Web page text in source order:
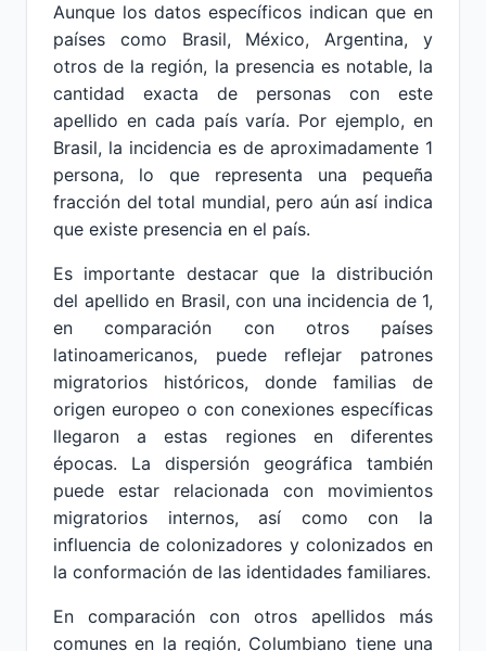
Aunque los datos específicos indican que en
países como Brasil, México, Argentina, y
otros de la región, la presencia es notable, la
cantidad exacta de personas con este
apellido en cada país varía. Por ejemplo, en
Brasil, la incidencia es de aproximadamente 1
persona, lo que representa una pequeña
fracción del total mundial, pero aún así indica
que existe presencia en el país.
Es importante destacar que la distribución
del apellido en Brasil, con una incidencia de 1,
en comparación con otros países
latinoamericanos, puede reflejar patrones
migratorios históricos, donde familias de
origen europeo o con conexiones específicas
llegaron a estas regiones en diferentes
épocas. La dispersión geográfica también
puede estar relacionada con movimientos
migratorios internos, así como con la
influencia de colonizadores y colonizados en
la conformación de las identidades familiares.
En comparación con otros apellidos más
comunes en la región, Columbiano tiene una